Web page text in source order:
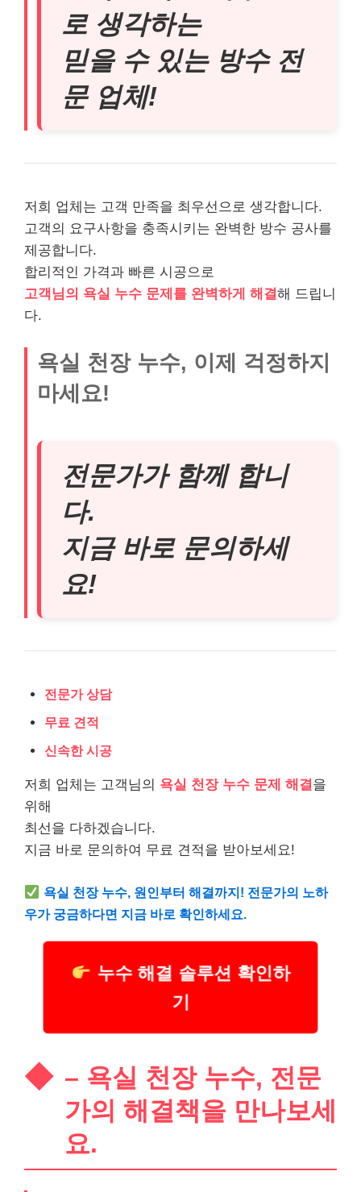
로 생각하는
믿을 수 있는 방수 전
문 업체!
저희 업체는 고객 만족을 최우선으로 생각합니다.
고객의 요구사항을 충족시키는 완벽한 방수 공사를
제공합니다.
합리적인 가격과 빠른 시공으로
고객님의 욕실 누수 문제를 완벽하게 해결해 드립니
다.
욕실 천장 누수, 이제 걱정하지
마세요!
전문가가 함께 합니
다.
지금 바로 문의하세
요!
전문가 상담
무료 견적
신속한 시공
저희 업체는 고객님의 욕실 천장 누수 문제 해결을
위해
최선을 다하겠습니다.
지금 바로 문의하여 무료 견적을 받아보세요!
욕실 천장 누수, 원인부터 해결까지! 전문가의 노하
우가 궁금하다면 지금 바로 확인하세요.
누수 해결 솔루션 확인하
기
– 욕실 천장 누수, 전문
가의 해결책을 만나보세
요.